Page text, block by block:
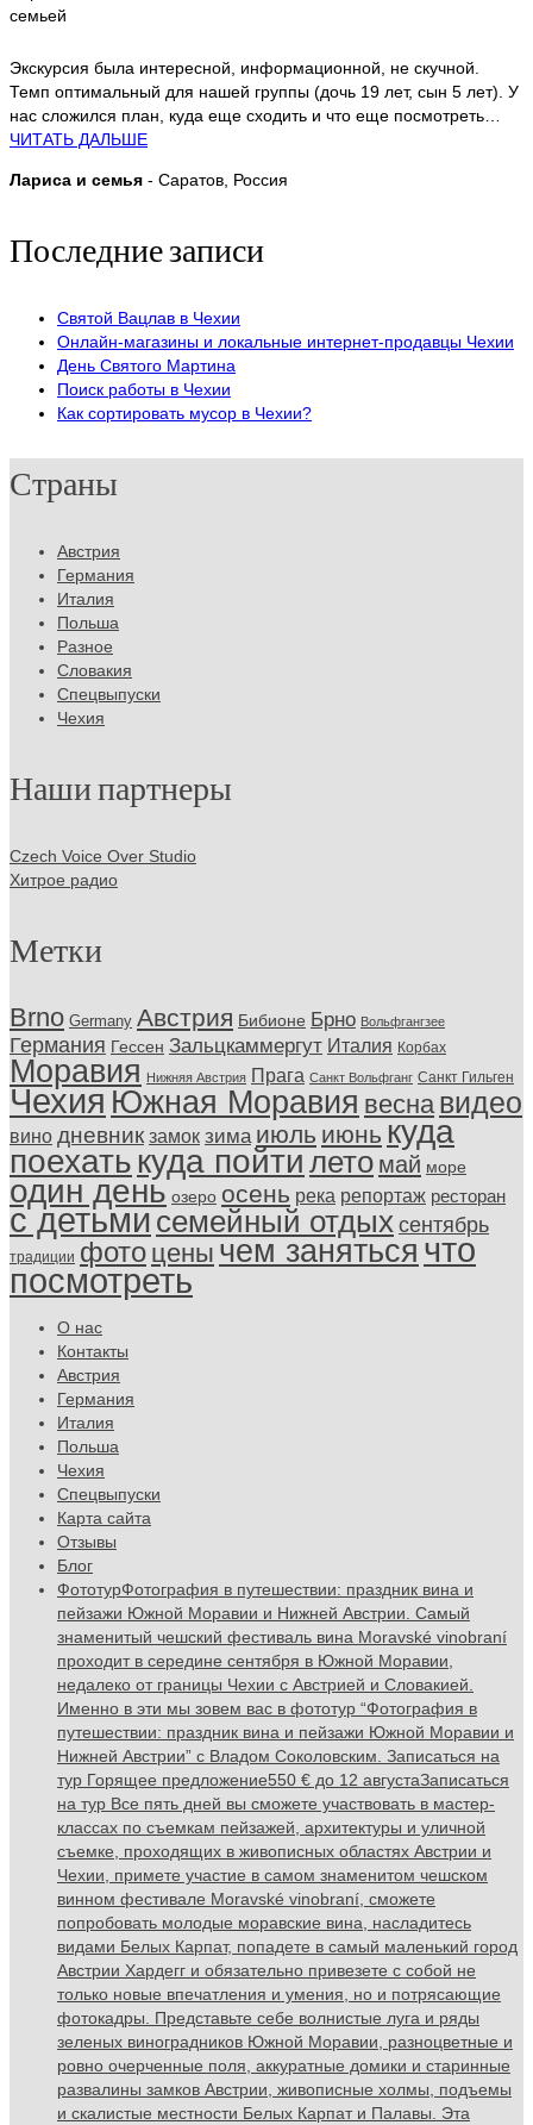
Экскурсия была интересной, информационной, не скучной.
Темп оптимальный для нашей группы (дочь 19 лет, сын 5 лет). У
нас сложился план, куда еще сходить и что еще посмотреть…
ЧИТАТЬ ДАЛЬШЕ
Лариса и семья - Саратов, Россия
Последние записи
Святой Вацлав в Чехии
Онлайн-магазины и локальные интернет-продавцы Чехии
День Святого Мартина
Поиск работы в Чехии
Как сортировать мусор в Чехии?
Страны
Австрия
Германия
Италия
Польша
Разное
Словакия
Спецвыпуски
Чехия
Наши партнеры
Czech Voice Over Studio
Хитрое радио
Метки
Brno Germany Австрия Бибионе Брно Вольфгангзее
Германия Гессен Зальцкаммергут Италия Корбах
Моравия Нижняя Австрия Прага Санкт Вольфганг Санкт Гильген
Чехия Южная Моравия весна видео
вино дневник замок зима июль июнь куда
поехать куда пойти лето май море
один день озеро осень река репортаж ресторан
с детьмисемейный отдых сентябрь
традиции фото цены чем заняться что
посмотреть
О нас
Контакты
Австрия
Германия
Италия
Польша
Чехия
Спецвыпуски
Карта сайта
Отзывы
Блог
ФототурФотография в путешествии: праздник вина и
пейзажи Южной Моравии и Нижней Австрии. Самый
знаменитый чешский фестиваль вина Moravské vinobraní
проходит в середине сентября в Южной Моравии,
недалеко от границы Чехии с Австрией и Словакией.
Именно в эти мы зовем вас в фототур “Фотография в
путешествии: праздник вина и пейзажи Южной Моравии и
Нижней Австрии” с Владом Соколовским. Записаться на
тур Горящее предложение550 € до 12 августаЗаписаться
на тур Все пять дней вы сможете участвовать в мастер-
классах по съемкам пейзажей, архитектуры и уличной
съемке, проходящих в живописных областях Австрии и
Чехии, примете участие в самом знаменитом чешском
винном фестивале Moravské vinobraní, сможете
попробовать молодые моравские вина, насладитесь
видами Белых Карпат, попадете в самый маленький город
Австрии Хардегг и обязательно привезете с собой не
только новые впечатления и умения, но и потрясающие
фотокадры. Представьте себе волнистые луга и ряды
зеленых виноградников Южной Моравии, разноцветные и
ровно очерченные поля, аккуратные домики и старинные
развалины замков Австрии, живописные холмы, подъемы
и скалистые местности Белых Карпат и Палавы. Эта